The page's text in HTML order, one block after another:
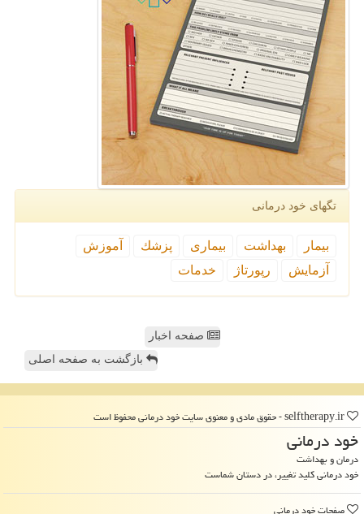
تگهای خود درمانی
بیمار بهداشت بیماری پزشك
آموزش
آزمایش
رپورتاژ خدمات
صفحه اخبار
بازگشت به صفحه اصلی
خود درمانی
درمان و بهداشت
خود درمانی کلید تغییر، در دستان شماست
صفحات خود درمانی